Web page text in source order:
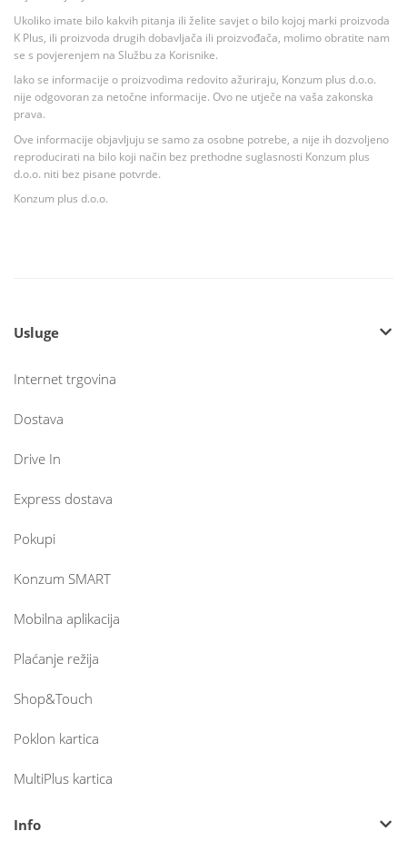
Ukoliko imate bilo kakvih pitanja ili želite savjet o bilo kojoj marki proizvoda
K Plus, ili proizvoda drugih dobavljača ili proizvođača, molimo obratite nam
se s povjerenjem na Službu za Korisnike.
Iako se informacije o proizvodima redovito ažuriraju, Konzum plus d.o.o.
nije odgovoran za netočne informacije. Ovo ne utječe na vaša zakonska
prava.
Ove informacije objavljuju se samo za osobne potrebe, a nije ih dozvoljeno
reproducirati na bilo koji način bez prethodne suglasnosti Konzum plus
d.o.o. niti bez pisane potvrde.
Konzum plus d.o.o.
Usluge
Internet trgovina
Dostava
Drive In
Express dostava
Pokupi
Konzum SMART
Mobilna aplikacija
Plaćanje režija
Shop&Touch
Poklon kartica
MultiPlus kartica
Info